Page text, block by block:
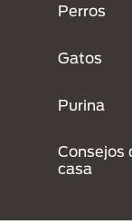
Perros
Gatos
Purina
Consejos
casa